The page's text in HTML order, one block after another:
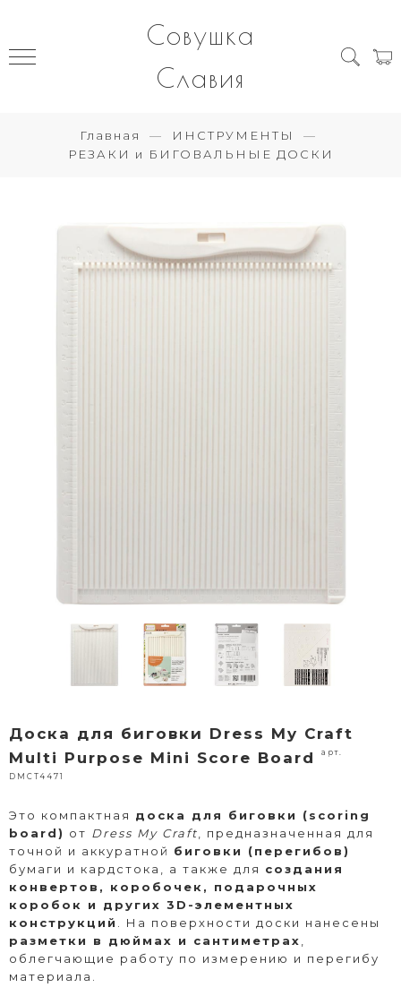
Совушка
Славия
Главная
ИНСТРУМЕНТЫ
РЕЗАКИ и БИГОВАЛЬНЫЕ ДОСКИ
Доска для биговки Dress My Craft
Multi Purpose Mini Score Board
арт.
DMCT4471
Это компактная доска для биговки (scoring
board) от Dress My Craft , предназначенная для
точной и аккуратной биговки (перегибов)
бумаги и кардстока, а также для создания
конвертов, коробочек, подарочных
коробок и других 3D-элементных
конструкций
. На поверхности доски нанесены
разметки в дюймах и сантиметрах
облегчающие работу по измерению и перегибу
материала.